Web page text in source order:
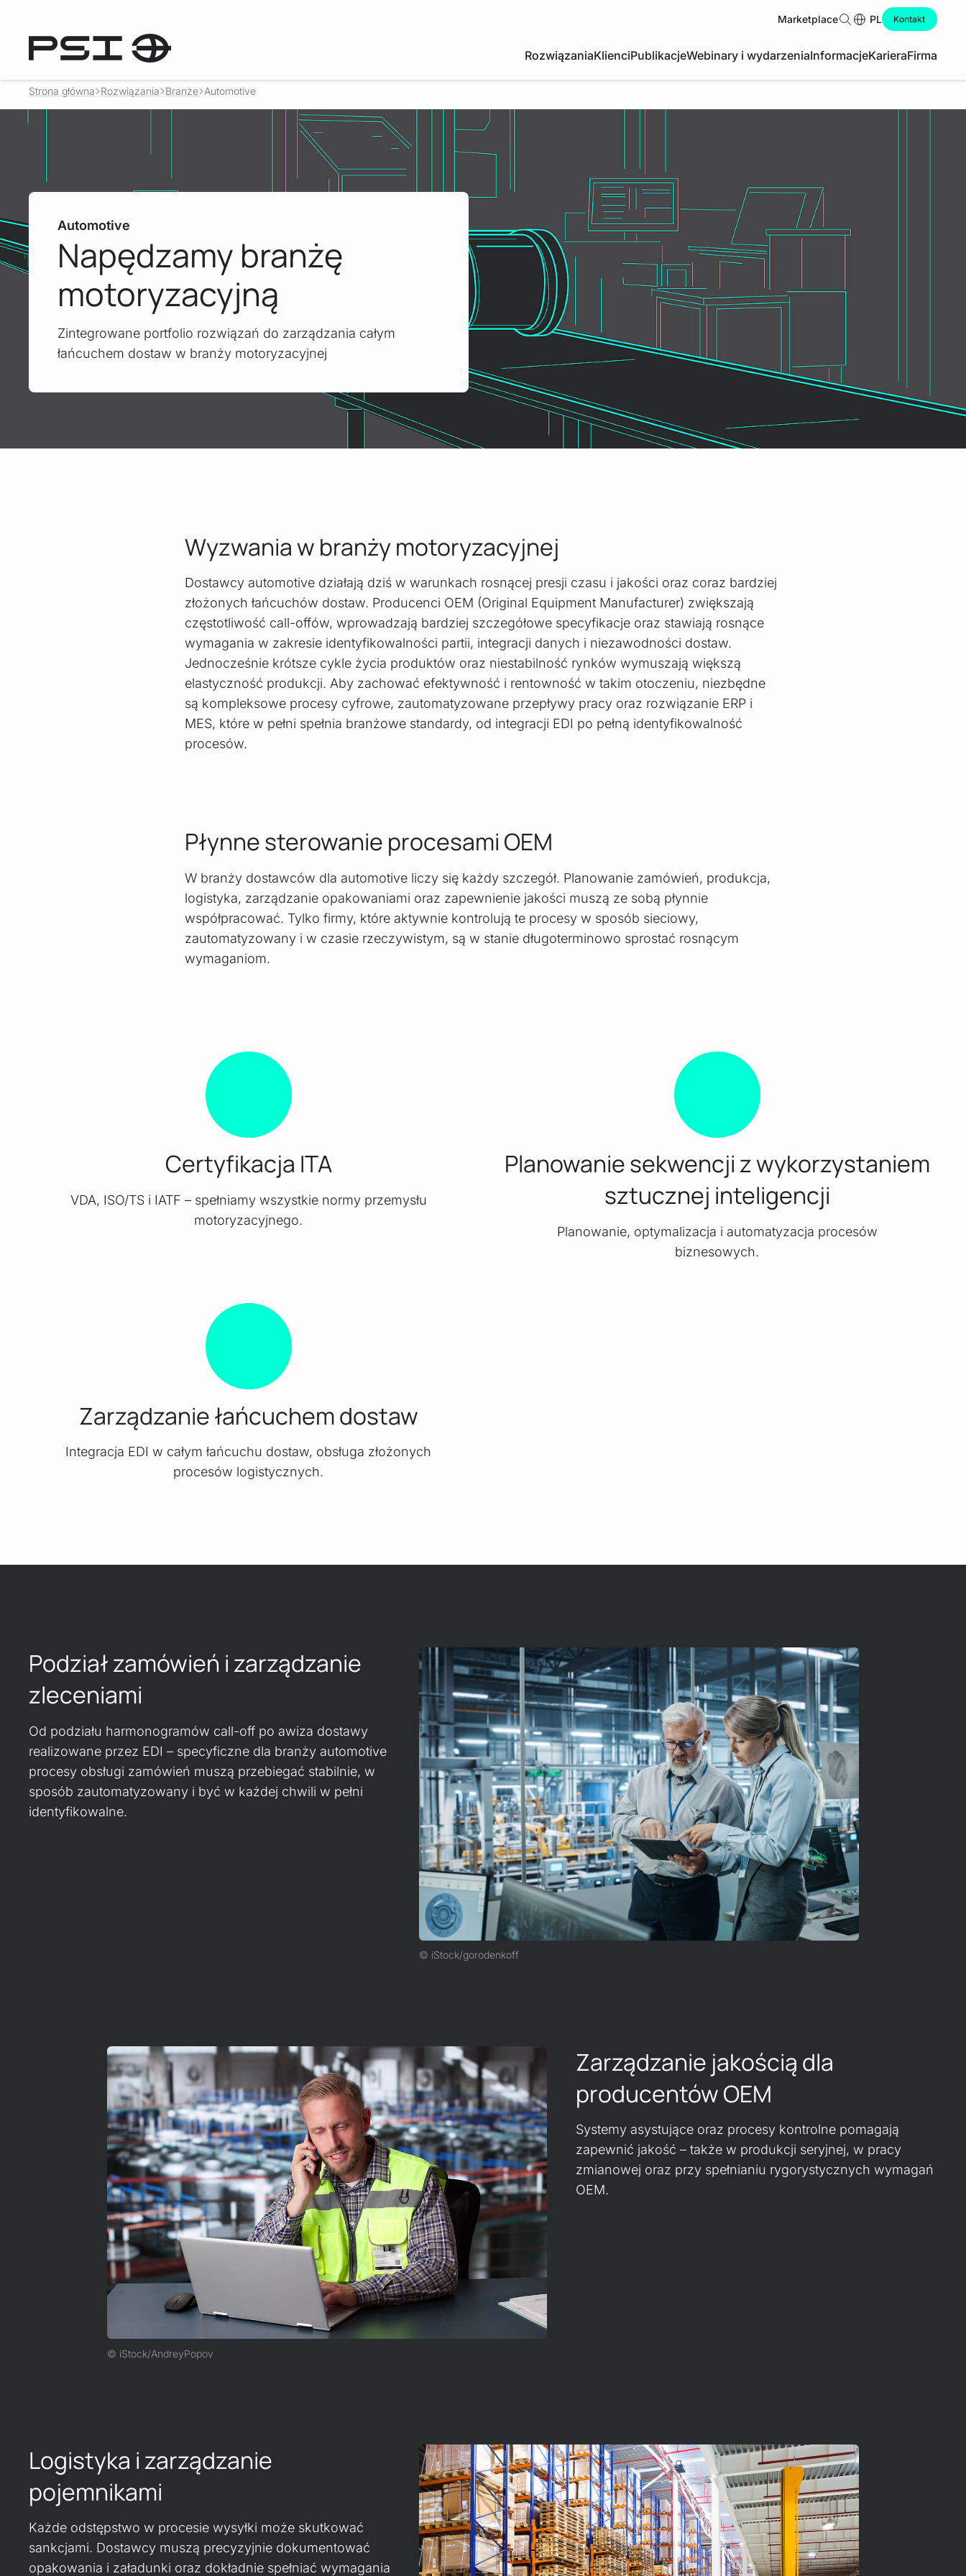
RozwiązaniaKlienciPublikacjeWebinary i wydarzeniaInformacjeKarieraFirma
Marketplace Szukaj
PL Kontakt
Strona główna Rozwiązania Branże Automotive
Automotive
Napędzamy branżę
motoryzacyjną
Zintegrowane portfolio rozwiązań do zarządzania całym
łańcuchem dostaw w branży motoryzacyjnej
Wyzwania w branży motoryzacyjnej
Dostawcy automotive działają dziś w warunkach rosnącej presji czasu i jakości oraz coraz bardziej
złożonych łańcuchów dostaw. Producenci OEM (Original Equipment Manufacturer) zwiększają
częstotliwość call-offów, wprowadzają bardziej szczegółowe specyfikacje oraz stawiają rosnące
wymagania w zakresie identyfikowalności partii, integracji danych i niezawodności dostaw.
Jednocześnie krótsze cykle życia produktów oraz niestabilność rynków wymuszają większą
elastyczność produkcji. Aby zachować efektywność i rentowność w takim otoczeniu, niezbędne
są kompleksowe procesy cyfrowe, zautomatyzowane przepływy pracy oraz rozwiązanie ERP i
MES, które w pełni spełnia branżowe standardy, od integracji EDI po pełną identyfikowalność
procesów.
Płynne sterowanie procesami OEM
W branży dostawców dla automotive liczy się każdy szczegół. Planowanie zamówień, produkcja,
logistyka, zarządzanie opakowaniami oraz zapewnienie jakości muszą ze sobą płynnie
współpracować. Tylko firmy, które aktywnie kontrolują te procesy w sposób sieciowy,
zautomatyzowany i w czasie rzeczywistym, są w stanie długoterminowo sprostać rosnącym
wymaganiom.
Certyfikacja ITA
VDA, ISO/TS i IATF – spełniamy wszystkie normy przemysłu
motoryzacyjnego.
Planowanie sekwencji z wykorzystaniem
sztucznej inteligencji
Planowanie, optymalizacja i automatyzacja procesów
biznesowych.
Zarządzanie łańcuchem dostaw
Integracja EDI w całym łańcuchu dostaw, obsługa złożonych
procesów logistycznych.
iStock/gorodenkoff
Podział zamówień i zarządzanie
zleceniami
Od podziału harmonogramów call-off po awiza dostawy
realizowane przez EDI – specyficzne dla branży automotive
procesy obsługi zamówień muszą przebiegać stabilnie, w
sposób zautomatyzowany i być w każdej chwili w pełni
identyfikowalne.
iStock/AndreyPopov
Zarządzanie jakością dla
producentów OEM
Systemy asystujące oraz procesy kontrolne pomagają
zapewnić jakość – także w produkcji seryjnej, w pracy
zmianowej oraz przy spełnianiu rygorystycznych wymagań
OEM.
Logistyka i zarządzanie
pojemnikami
Każde odstępstwo w procesie wysyłki może skutkować
sankcjami. Dostawcy muszą precyzyjnie dokumentować
opakowania i załadunki oraz dokładnie spełniać wymagania